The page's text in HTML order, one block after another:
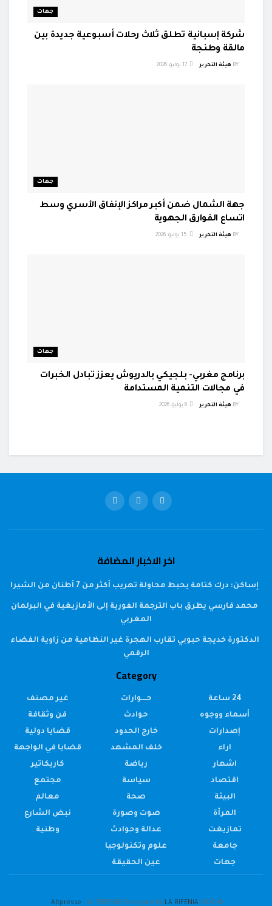
جهات
شركة إسبانية تطلق ثلاث رحلات أسبوعية جديدة بين
مالقة وطنجة
BY هيئة التحرير
جهات
جهة الشمال ضمن أكبر مراكز الإنفاق الأسري وسط
اتساع الفوارق الجهوية
BY هيئة التحرير
جهات
برنامج مغربي- بلجيكي بالدريوش يعزز تبادل الخبرات
في مجالات التنمية المستدامة
BY هيئة التحرير
اخر الاخبار المضافة
إساكن: درك كتامة يحبط محاولة تهريب أكثر من 7 أطنان من الشيرا
محمد فارسي يطرق باب الترجمة الفورية إلى الأمازيغية في البرلمان
المغربي
الدكتورة خديجة حبوبي تقارب الهجرة غير النظامية من زاوية الفضاء
الرقمي
Category
24 ساعة
أسماء ووجوه
إصدارات
اراء
اشهار
اقتصاد
البيئة
المرأة
تمازيغت
جامعة
جهات
حــــوارات
حوادث
خارج الحدود
خلف المشهد
رياضة
سياسة
صحة
صوت وصورة
عدالة وحوادث
علوم وتكنولوجيا
عين الحقيقة
غير مصنف
فن وثقافة
قضايا دولية
قضايا في الواجهة
كاريكاتير
مجتمع
معالم
نبض الشارع
وطنية
© 2020
Altpresse - ALTPRESSE Designed by LA RIFENIA
.